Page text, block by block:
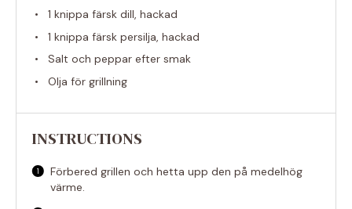
1 knippa färsk dill, hackad
1 knippa färsk persilja, hackad
Salt och peppar efter smak
Olja för grillning
INSTRUCTIONS
Förbered grillen och hetta upp den på medelhög
värme.